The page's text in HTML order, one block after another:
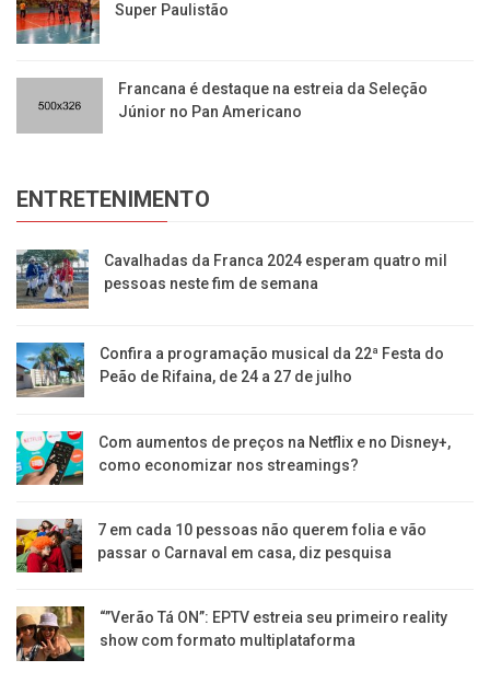
Super Paulistão
Francana é destaque na estreia da Seleção
Júnior no Pan Americano
ENTRETENIMENTO
Cavalhadas da Franca 2024 esperam quatro mil
pessoas neste fim de semana
Confira a programação musical da 22ª Festa do
Peão de Rifaina, de 24 a 27 de julho
Com aumentos de preços na Netflix e no Disney+,
como economizar nos streamings?
7 em cada 10 pessoas não querem folia e vão
passar o Carnaval em casa, diz pesquisa
“”Verão Tá ON”: EPTV estreia seu primeiro reality
show com formato multiplataforma